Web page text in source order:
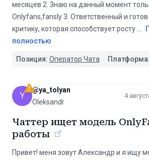
месяцев 2. Знаю на данный момент
Onlyfans,fansly 3. Ответственный и
критику, которая способствует росту
полностью
Позиция: Оператор Чата Платформа:
Y
@ya_tolyan
Oleksandr
4
Чаттер ищет модель
работы
Привет! меня зовут Александр и я ищу